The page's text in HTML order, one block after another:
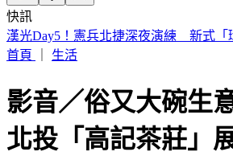
快訊
白海豚雨彈狂甩！12縣市大雨特報 這
首頁
生活
影音／俗又大碗生
北投「高記茶莊